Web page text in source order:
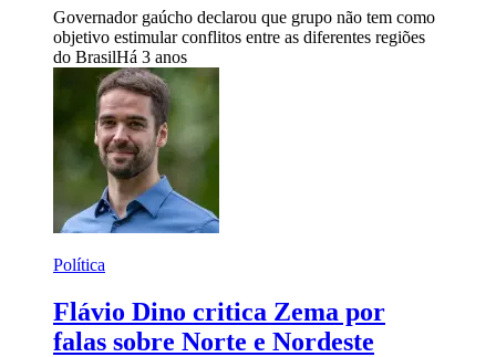
Governador gaúcho declarou que grupo não tem como
objetivo estimular conflitos entre as diferentes regiões
do BrasilHá 3 anos
Política
Flávio Dino critica Zema por
falas sobre Norte e Nordeste